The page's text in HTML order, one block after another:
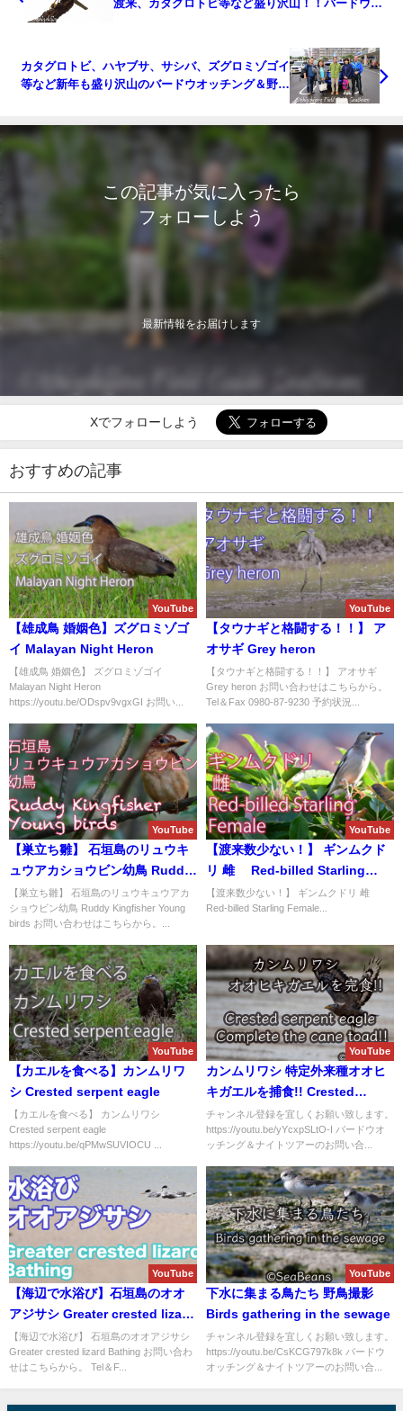
渡来、カタグロトビ等など盛り沢山！！バードウオ
カタグロトビ、ハヤブサ、サシバ、ズグロミゾゴイ
等など新年も盛り沢山のバードウオッチング＆野鳥
この記事が気に入ったら
フォローしよう
最新情報をお届けします
Xでフォローしよう
おすすめの記事
YouTube
【雄成鳥 婚姻色】ズグロミゾゴ
イ Malayan Night Heron
【雄成鳥 婚姻色】 ズグロミゾゴイ
Malayan Night Heron
https://youtu.be/ODspv9vgxGI お問い...
YouTube
【タウナギと格闘する！！】 ア
オサギ Grey heron
【タウナギと格闘する！！】 アオサギ
Grey heron お問い合わせはこちらから。
Tel＆Fax 0980-87-9230 予約状況...
YouTube
【巣立ち雛】 石垣島のリュウキ
ュウアカショウビン幼鳥 Ruddy
Kingfisher Young birds
【巣立ち雛】 石垣島のリュウキュウアカ
ショウビン幼鳥 Ruddy Kingfisher Young
birds お問い合わせはこちらから。...
YouTube
【渡来数少ない！】 ギンムクド
リ 雌 Red-billed Starling
Female
【渡来数少ない！】 ギンムクドリ 雌
Red-billed Starling Female...
YouTube
【カエルを食べる】カンムリワ
シ Crested serpent eagle
【カエルを食べる】 カンムリワシ
Crested serpent eagle
https://youtu.be/qPMwSUVIOCU ...
YouTube
カンムリワシ 特定外来種オオヒ
キガエルを捕食!! Crested
serpent eagle Cane toad
complete
チャンネル登録を宜しくお願い致します。
https://youtu.be/yYcxpSLtO-I バードウオ
ッチング＆ナイトツアーのお問い合...
YouTube
【海辺で水浴び】石垣島のオオ
アジサシ Greater crested lizard
Bathing
【海辺で水浴び】 石垣島のオオアジサシ
Greater crested lizard Bathing お問い合わ
せはこちらから。 Tel＆F...
YouTube
下水に集まる鳥たち 野鳥撮影
Birds gathering in the sewage
チャンネル登録を宜しくお願い致します。
https://youtu.be/CsKCG797k8k バードウ
オッチング＆ナイトツアーのお問い合...